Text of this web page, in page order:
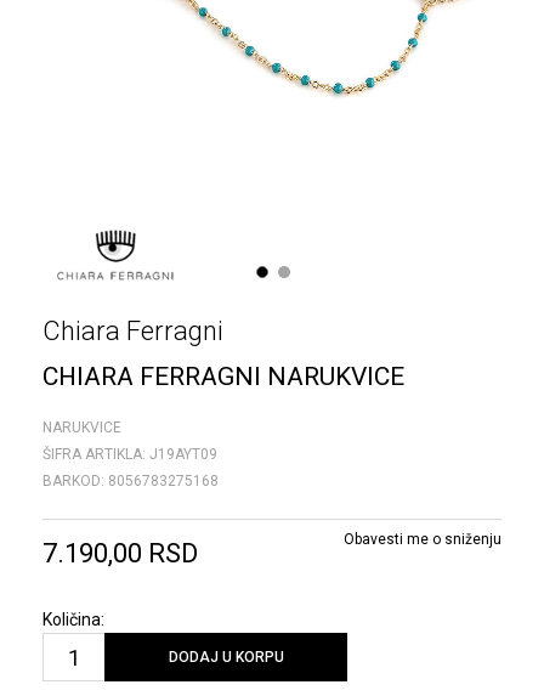
1 2
Chiara Ferragni
CHIARA FERRAGNI NARUKVICE
NARUKVICE
ŠIFRA ARTIKLA: J19AYT09
BARKOD: 8056783275168
7.190,00 RSD Obavesti me o sniženju
Količina:
DODAJ U KORPU